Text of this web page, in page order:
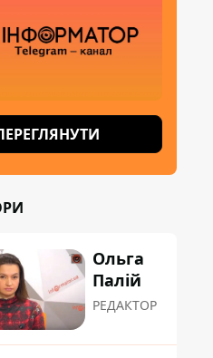
Ольга
Палій
РЕДАКТОР